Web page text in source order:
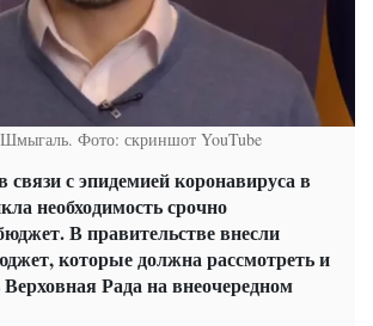
Фото: скриншот YouTube
связи с эпидемией коронавируса в
необходимость срочно
В правительстве внесли
которые должна рассмотреть и
Верховная Рада на внеочередном